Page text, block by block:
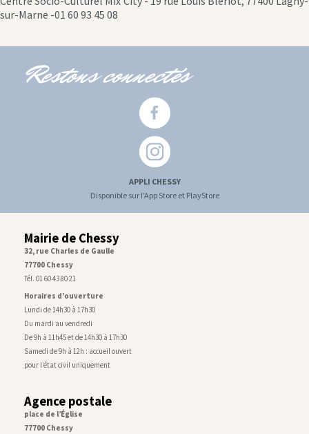
icon
sur-Marne -01 60 93 45 08
Restons connectés
APPLI CHESSY
Disponible sur l'App Store et PlayStore
Mairie de Chessy
32, rue Charles de Gaulle
77700 Chessy
Tél. 01 60 43 80 21
Horaires d’ouverture
Lundi de 14h30 à 17h30
Du mardi au vendredi
De 9h à 11h45 et de 14h30 à 17h30
Samedi de 9h à 12h : accueil ouvert
pour l’état civil uniquement
Agence postale
place de l’Église
77700 Chessy